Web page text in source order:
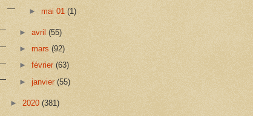
► mai 01 (1)
►avril(55)
►mars(92)
►février(63)
►janvier(55)
► 2020 (381)